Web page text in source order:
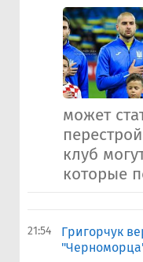
может
клуб
которые
21:54
Григорчук